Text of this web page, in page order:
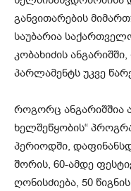
განვითარების
საუბარია
კობახიძის
პარლამენტს უკვე
როგორც ანგარიშშია
ხელშეწყობის“
პერიოდში,
შორის, 60-ამდე
ღონისძიება, 50